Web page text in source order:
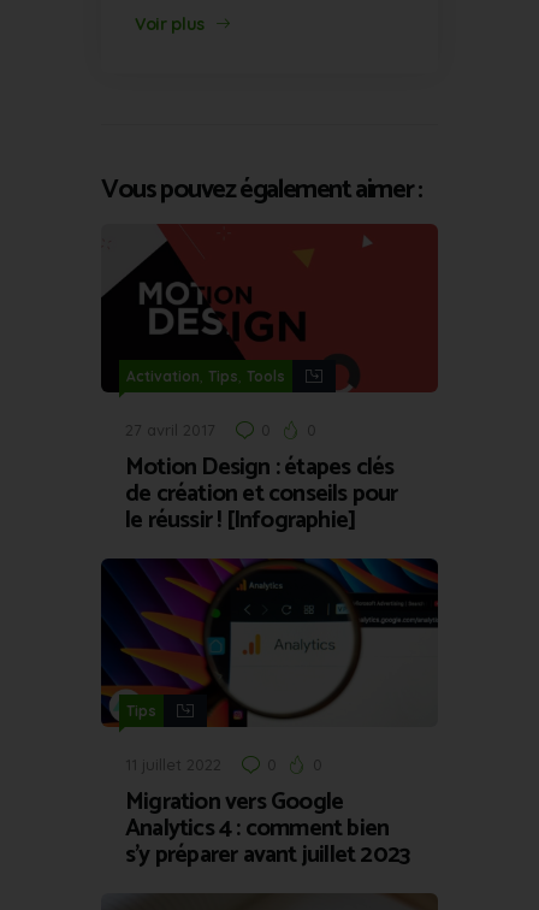
Voir plus
Vous pouvez également aimer :
Activation, Tips, Tools
27 avril 2017 0 0
Motion Design : étapes clés
de création et conseils pour
le réussir ! [Infographie]
Tips
11 juillet 2022 0 0
Migration vers Google
Analytics 4 : comment bien
s’y préparer avant juillet 2023